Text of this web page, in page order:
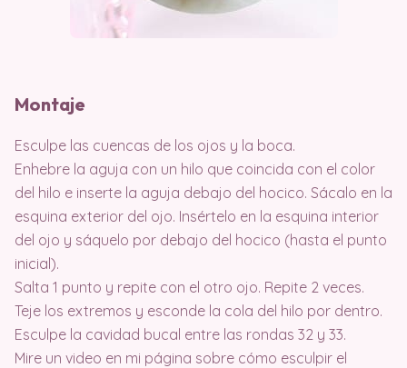
Montaje
Esculpe las cuencas de los ojos y la boca.
Enhebre la aguja con un hilo que coincida con el color
del hilo e inserte la aguja debajo del hocico. Sácalo en la
esquina exterior del ojo. Insértelo en la esquina interior
del ojo y sáquelo por debajo del hocico (hasta el punto
inicial).
Salta 1 punto y repite con el otro ojo. Repite 2 veces.
Teje los extremos y esconde la cola del hilo por dentro.
Esculpe la cavidad bucal entre las rondas 32 y 33.
Mire un video en mi página sobre cómo esculpir el